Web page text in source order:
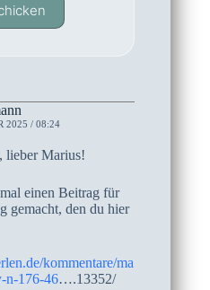
2025 / 08:24
lieber Marius!
einen Beitrag für
gemacht, den du hier
kommentare/ma
n-176-46….13352/